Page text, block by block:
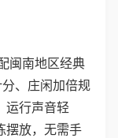
闽南地区经典
、庄闲加倍规
运行声音轻
摆放，无需手